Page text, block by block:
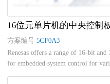
16位元单片机的中央控制
方案编号 5CF0A3
Renesas offers a range of 16-bit
for embedded system control for